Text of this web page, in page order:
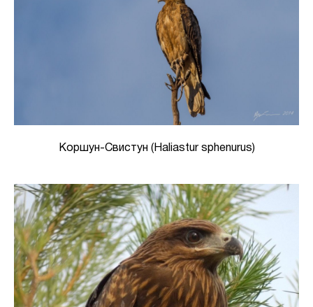
Коршун-Свистун (Haliastur sphenurus)